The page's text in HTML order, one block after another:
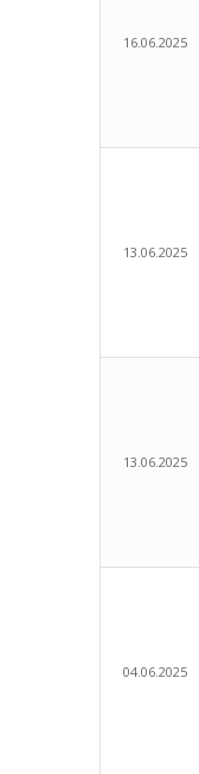
16.06.2025
13.06.2025
13.06.2025
04.06.2025